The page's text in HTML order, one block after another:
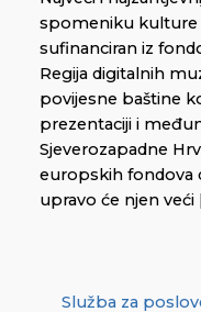
spomeniku kulture
sufinanciran iz
Regija digitalnih
povijesne baštine
prezentaciji i
Sjeverozapadne
europskih fondova
upravo će njen veći
Služba za